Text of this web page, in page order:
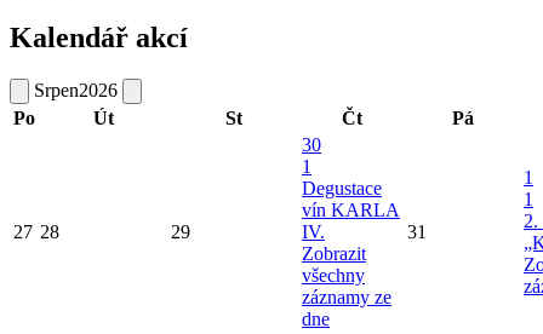
Kalendář akcí
Srpen2026
Po
Út St Čt Pá
27 28 29
30
1
Degustace
vín KARLA
IV.
Zobrazit
všechny
záznamy ze
dne
31
1
1
2.